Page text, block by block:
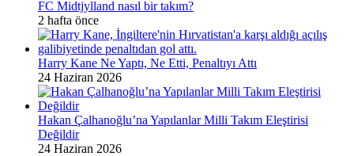
FC Midtjylland nasıl bir takım?
2 hafta önce
Harry Kane Ne Yaptı, Ne Etti, Penaltıyı Attı
24 Haziran 2026
Hakan Çalhanoğlu’na Yapılanlar Milli Takım Eleştirisi
Değildir
24 Haziran 2026